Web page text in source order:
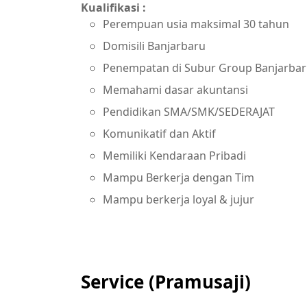
Kualifikasi :
Perempuan usia maksimal 30 tahun
Domisili Banjarbaru
Penempatan di Subur Group
Memahami dasar akuntansi
Pendidikan SMA/SMK/SEDERAJAT
Komunikatif dan Aktif
Memiliki Kendaraan Pribadi
Mampu Berkerja dengan Tim
Mampu berkerja loyal & jujur
Service (Pramusaji)